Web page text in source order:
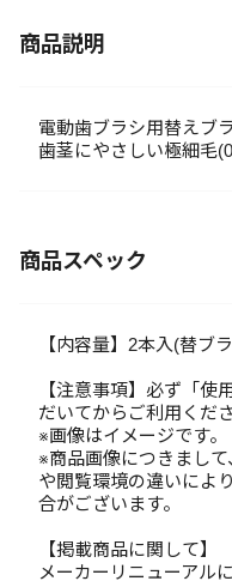
商品説明
電動歯ブラシ用替えブ
歯茎にやさしい極細毛
商品スペック
【内容量】2本入(替ブ
【注意事項】必ず「使
だいてからご利用くださ
※画像はイメージです。
※商品画像につきまし
や閲覧環境の違いによ
合がございます。
【掲載商品に関して】
メーカーリニューアル